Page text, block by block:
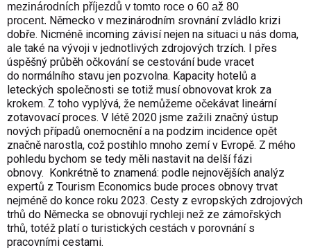
mezinárodních příjezdů v tomto roce o 60 až 80
procent. Německo v mezinárodním srovnání zvládlo krizi
dobře. Nicméně incoming závisí nejen na situaci u nás doma,
ale také na vývoji v jednotlivých zdrojových trzích. I přes
úspěšný průběh očkování se cestování bude vracet
do normálního stavu jen pozvolna. Kapacity hotelů a
leteckých společnosti se totiž musí obnovovat krok za
krokem. Z toho vyplývá, že nemůžeme očekávat lineární
zotavovací proces. V létě 2020 jsme zažili značný ústup
nových případů onemocnění a na podzim incidence opět
značně narostla, což postihlo mnoho zemí v Evropě. Z mého
pohledu bychom se tedy měli nastavit na delší fázi
obnovy.
Konkrétně to znamená: podle nejnovějších analýz
expertů z Tourism Economics bude proces obnovy trvat
nejméně do konce roku 2023. Cesty z evropských zdrojových
trhů do Německa se obnovují rychleji než ze zámořských
trhů, totéž platí o turistických cestách v porovnání s
pracovními cestami.